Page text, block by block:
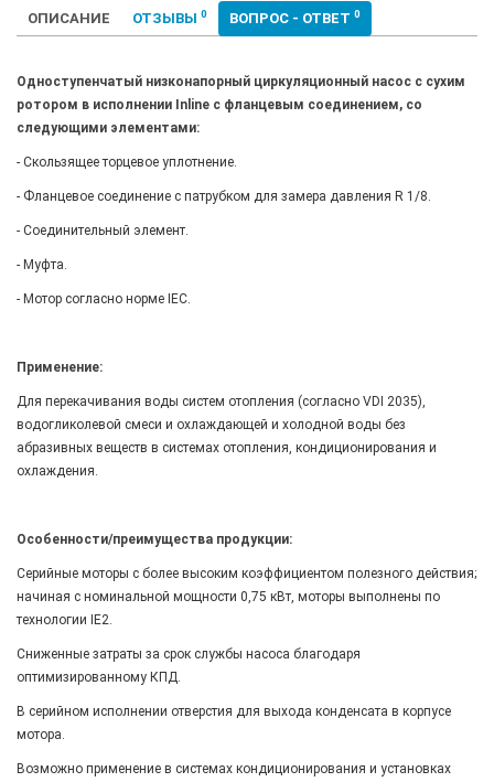
ОПИСАНИЕ ОТЗЫВЫ 0 ВОПРОС - ОТВЕТ 0
Одноступенчатый низконапорный циркуляционный насос с сухим
ротором в исполнении Inline с фланцевым соединением, со
следующими элементами:
- Скользящее торцевое уплотнение.
- Фланцевое соединение с патрубком для замера давления R 1/8.
- Соединительный элемент.
- Муфта.
- Мотор согласно норме IEC.
Применение:
Для перекачивания воды систем отопления (согласно VDI 2035),
водогликолевой смеси и охлаждающей и холодной воды без
абразивных веществ в системах отопления, кондиционирования и
охлаждения.
Особенности/преимущества продукции:
Серийные моторы с более высоким коэффициентом полезного действия;
начиная с номинальной мощности 0,75 кВт, моторы выполнены по
технологии IE2.
Сниженные затраты за срок службы насоса благодаря
оптимизированному КПД.
В серийном исполнении отверстия для выхода конденсата в корпусе
мотора.
Возможно применение в системах кондиционирования и установках